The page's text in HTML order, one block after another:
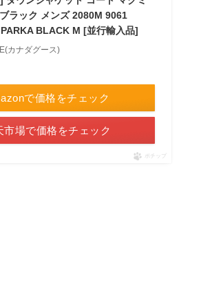
ラック メンズ 2080M 9061
BLACK M [並行輸入品]
カナダグース)
で価格をチェック
市場で価格をチェック
ポチップ